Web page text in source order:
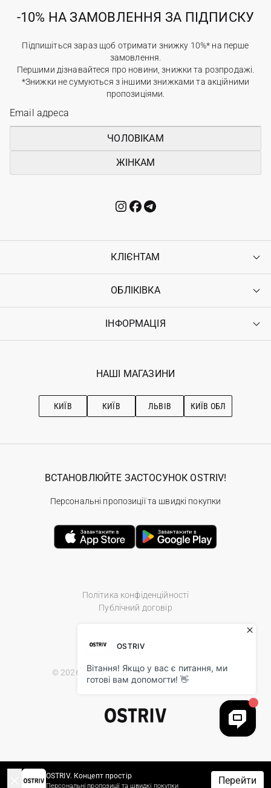
-10% НА ЗАМОВЛЕННЯ ЗА ПІДПИСКУ
Підпишіться зараз щоб отримати знижку 10%* на перше
замовлення.
Першими дізнавайтеся про новини, знижки та розпродажі.
*Знижки не сумуються з іншими знижками та акційними
пропозиціями.
ЧОЛОВІКАМ
ЖІНКАМ
КЛІЄНТАМ
Контакти
Повернення
Гарантія
ОБЛІКІВКА
Увійти
Ostriv Club+
ІНФОРМАЦІЯ
Наші магазини
Рекомендації з догляду
НАШІ МАГАЗИНИ
КИЇВ КИЇВ ЛЬВІВ КИЇВ ОБЛ
Політика конфіденційності
Публічний договір
© 2026 Ostriv.ua Store. All Rights Reserved.
ВСТАНОВЛЮЙТЕ ЗАСТОСУНОК OSTRIV!
Персональні пропозиції та швидкі покупки
OSTRIV. Концепт простір
Персональні пропозиції та швидкі покупки Перейти